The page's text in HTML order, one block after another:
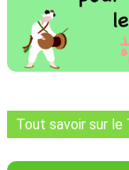
Tout savoir sur le